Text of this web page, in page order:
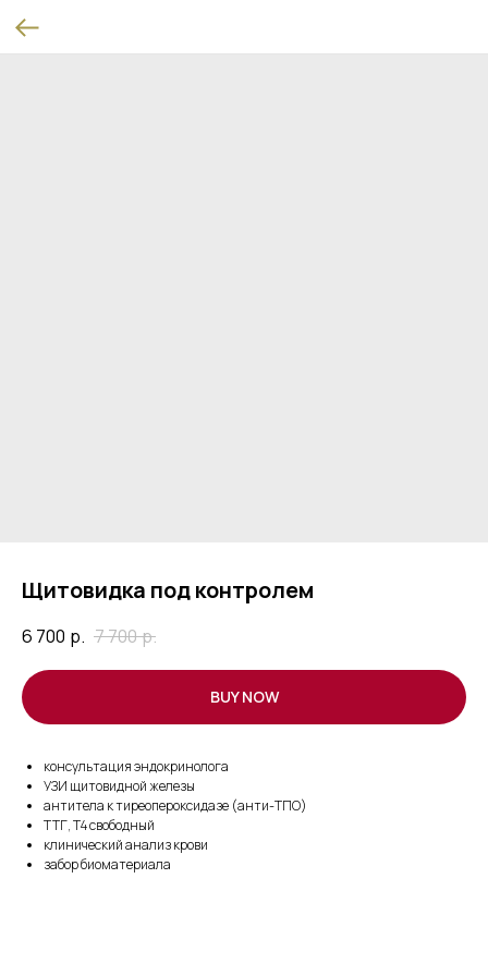
Щитовидка под контролем
6 700 р. 7 700р.
BUY NOW
консультация эндокринолога
УЗИ щитовидной железы
антитела к тиреопероксидазе (анти-ТПО)
ТТГ, Т4 свободный
клинический анализ крови
забор биоматериала